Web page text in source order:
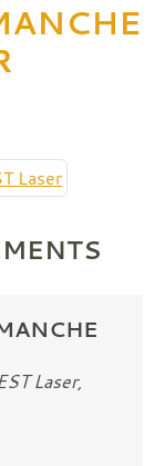
Laser,